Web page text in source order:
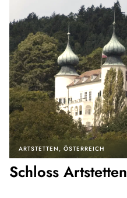
ARTSTETTEN ÖSTERREICH
Schloss Artstetten